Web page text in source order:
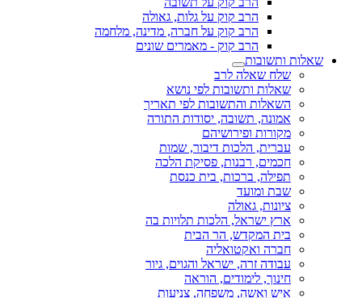
הרב קוק על גלות, גאולה
הרב קוק על חברה, מדינה, מלחמה
הרב קוק - מאמרים שונים
שאלות ותשובות
שלח שאלה לרב
שאלות ותשובות לפי נושא
השאלות והתשובות לפי תאריך
אמונה, תשובה, יסודות התורה
מקורות ופירושיהם
עברית, הלכות דיבור, שמות
חכמים, רבנות, פסיקת הלכה
תפילה, ברכות, בית כנסת
שבת ומועד
ציונות, גאולה
ארץ ישראל, הלכות תלויות בה
בית המקדש, הר הבית
חברה ואקטואליה
עבודה זרה, ישראל והגוים, גיור
חינוך, לימודים, הוראה
איש ואשה, משפחה, צניעות